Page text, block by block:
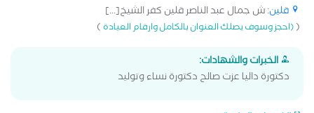
قلين: ش جمال عبد الناصر قلين كفر الشيخ[...]
((احجز وسوف يصلك العنوان بالكامل وارقام العيادة)
الخبرات والشهادات:
دكتورة داليا عزت صالح دكتورة نساء وتوليد